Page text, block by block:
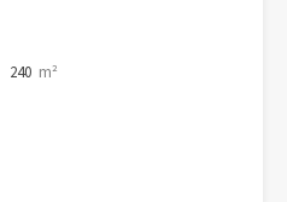
240 m²